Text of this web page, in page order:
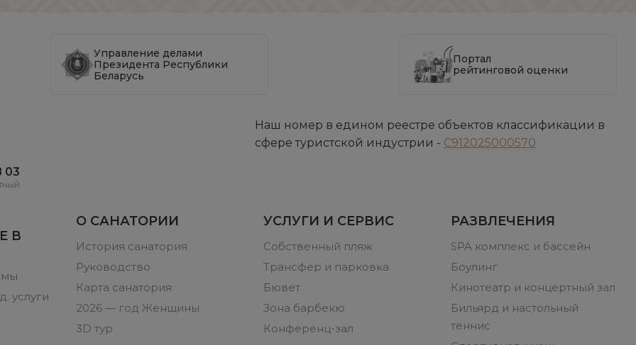
Управление делами
Президента Республики
Беларусь
Портал
рейтинговой оценки
Наш номер в едином реестре объектов классификации в
сфере туристской индустрии - С912025000570
03
В
услуги
О САНАТОРИИ
История санатория
Руководство
Карта санатория
2026 — год Женщины
3D тур
УСЛУГИ И СЕРВИС
Собственный пляж
Трансфер и парковка
Бювет
Зона барбекю
Конференц-зал
РАЗВЛЕЧЕНИЯ
SPA комплекс и бассейн
Боулинг
Кинотеатр и концертный зал
Бильярд и настольный
теннис